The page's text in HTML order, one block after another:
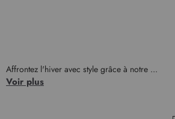
Affrontez l'hiver avec style grâce à notre ...
Voir plus